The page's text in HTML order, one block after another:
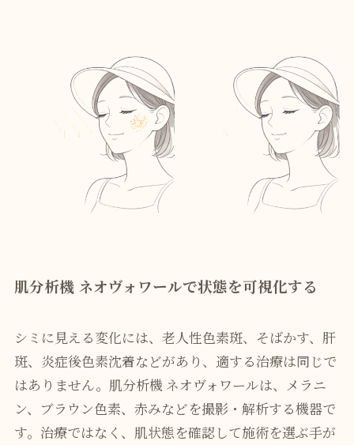
肌分析機 ネオヴォワールで状態を可視化する
シミに見える変化には、老人性色素斑、そばかす、肝
斑、炎症後色素沈着などがあり、適する治療は同じで
はありません。肌分析機 ネオヴォワールは、メラニ
ン、ブラウン色素、赤みなどを撮影・解析する機器で
す。治療ではなく、肌状態を確認して施術を選ぶ手が